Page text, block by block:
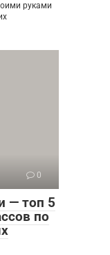
руками
0
— топ 5
по